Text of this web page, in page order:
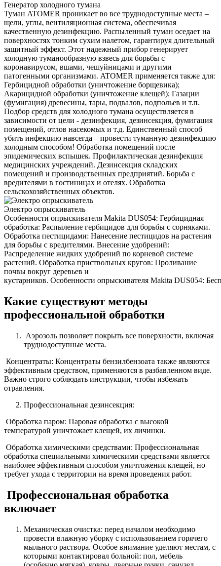
Генератор холодного тумана
Туман ATOMER проникает во все труднодоступные места –
щели, углы, вентиляционная система, обеспечивая
качественную дезинфекцию. Распыленный туман оседает на
поверхностях тонким сухим налетом, гарантируя длительный
защитный эффект. Этот надежный прибор генерирует
холодную туманообразную взвесь для борьбы с
коронавирусом, вшами, чешуйницами и другими
патогенными организмами. ATOMER применяется также для:
Гербицидной обработки (уничтожение борщевика);
Акарицидной обработки (уничтожение клещей); Газации
(фумигация) древесины, тары, подвалов, подпольев и т.п.
Подбор средств для холодного тумана осуществляется в
зависимости от цели - дезинфекция, дезинсекция, фумигация
помещений, отлов насекомых и т.д. Единственный способ
убить инфекцию навсегда – провести туманную дезинфекцию
холодным способом! Обработка помещений после
эпидемических вспышек. Профилактическая дезинфекция
медицинских учреждений. Дезинсекция складских
помещений и производственных предприятий. Борьба с
вредителями в гостиницах и отелях. Обработка
сельскохозяйственных объектов.
Электро опрыскиватель
Особенности опрыскивателя Makita DUS054: Гербицидная
обработка: Распыление гербицидов для борьбы с сорняками.
Обработка пестицидами: Нанесение пестицидов на растения
для борьбы с вредителями. Внесение удобрений:
Распределение жидких удобрений по корневой системе
растений. Обработка приствольных кругов: Проливание
почвы вокруг деревьев и
кустарников. Особенности опрыскивателя Makita DUS054:
Какие существуют методы
профессиональной обработки
Аэрозоль позволяет покрыть все поверхности, включая
труднодоступные места.
Концентраты: Концентраты бензилбензоата также являются
эффективным средством, применяются в разбавленном виде.
Важно строго соблюдать инструкции, чтобы избежать
отравления.
Профессиональная дезинсекция:
Обработка паром: Паровая обработка с высокой
температурой уничтожает клещей, их личинки.
Обработка химическими средствами: Профессиональная
обработка специальными химическими средствами является
наиболее эффективным способом уничтожения клещей, но
требует ухода с территории на время проведения работ.
Профессиональная обработка
включает
Механическая очистка: перед началом необходимо
провести влажную уборку с использованием горячего
мыльного раствора. Особое внимание уделяют местам, с
которыми контактировал больной: пол, мебель